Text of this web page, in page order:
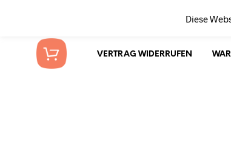
VERTRAG WIDERRUFEN
Diese